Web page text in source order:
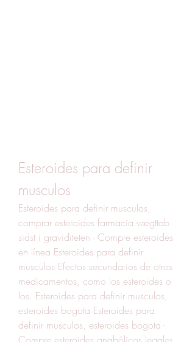
Esteroides para definir
musculos
Esteroides para definir musculos,
comprar esteroides farmacia vægttab
sidst i graviditeten - Compre esteroides
en línea Esteroides para definir
musculos Efectos secundarios de otros
medicamentos, como los esteroides o
los. Esteroides para definir musculos,
esteroides bogota Esteroides para
definir musculos, esteroides bogota -